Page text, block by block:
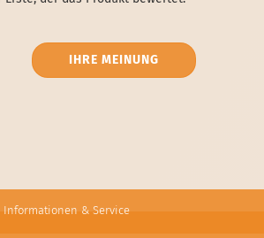
IHRE MEINUNG
Informationen & Service